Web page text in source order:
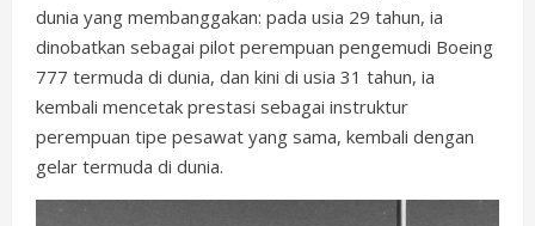
dunia yang membanggakan: pada usia 29 tahun, ia
dinobatkan sebagai pilot perempuan pengemudi Boeing
777 termuda di dunia, dan kini di usia 31 tahun, ia
kembali mencetak prestasi sebagai instruktur
perempuan tipe pesawat yang sama, kembali dengan
gelar termuda di dunia.